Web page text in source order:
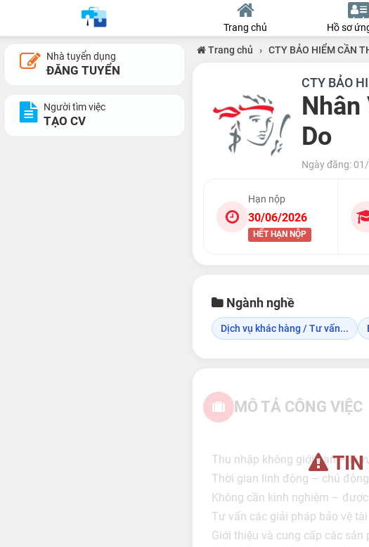
Trang chủ Hồ sơ
Nhà tuyển dụng
ĐĂNG TUYỂN
Người tìm việc
TẠO CV
Trang chủ › CTY BẢO HIỂM CẦN
CTY BẢO
Nhân
Do
Ngày đăng:
Hạn nộp
30/06/2026
HẾT HẠN NỘP
Ngành nghề
Dịch vụ khác hàng / Tư vấn...
TIN
MÔ TẢ CÔNG VIỆC
Thu nhập không giới hạn –
Thời gian linh động – chủ
Không cần kinh nghiệm –
Tư vấn các giải pháp bảo vệ
Giới thiệu và cung cấp các